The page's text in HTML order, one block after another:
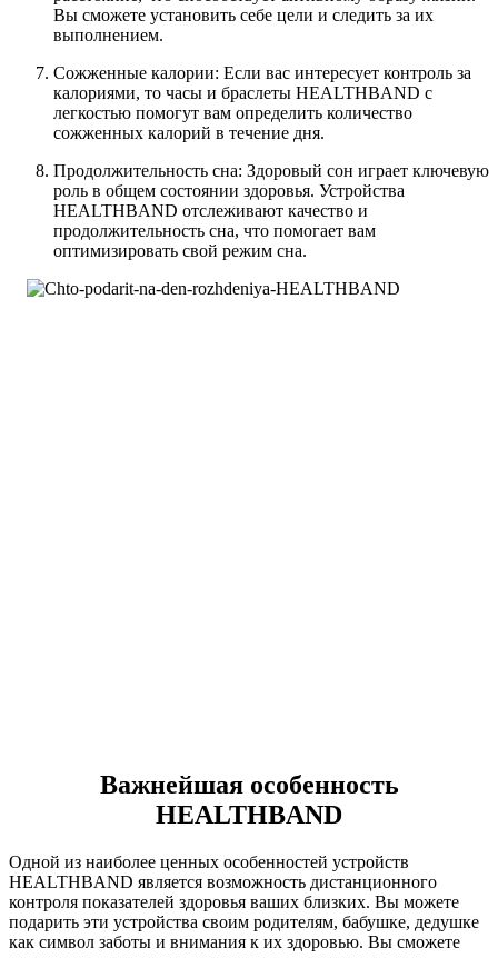
Вы сможете установить себе цели и следить за их
выполнением.
Сожженные калории: Если вас интересует контроль за
калориями, то часы и браслеты HEALTHBAND с
легкостью помогут вам определить количество
сожженных калорий в течение дня.
Продолжительность сна: Здоровый сон играет ключевую
роль в общем состоянии здоровья. Устройства
HEALTHBAND отслеживают качество и
продолжительность сна, что помогает вам
оптимизировать свой режим сна.
Важнейшая особенность
HEALTHBAND
Одной из наиболее ценных особенностей устройств
HEALTHBAND является возможность дистанционного
контроля показателей здоровья ваших близких. Вы можете
подарить эти устройства своим родителям, бабушке, дедушке
как символ заботы и внимания к их здоровью. Вы сможете